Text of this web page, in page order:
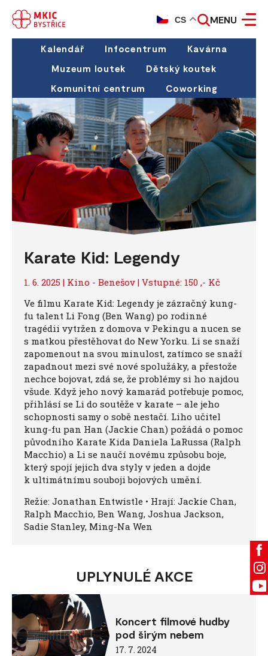
CS MENU
Kalendář Infocentrum
Kavárna
Muzeum loutek
Dětský koutek
Komunitní centrum
Coworking
Karate Kid: Legendy
1. 6. 2025 | Kino - Benešov | Vstupné: 150 ,- Kč
Ve filmu Karate Kid: Legendy je zázračný kung-
fu talent Li Fong (Ben Wang) po rodinné
tragédii vytržen z domova v Pekingu a nucen se
s matkou přestěhovat do New Yorku. Li se snaží
zapomenout na svou minulost, zatímco se snaží
zapadnout mezi své nové spolužáky, a přestože
nechce bojovat, zdá se, že problémy si ho najdou
všude. Když jeho nový kamarád potřebuje pomoc,
přihlásí se Li do soutěže v karate – ale jeho
schopnosti samy o sobě nestačí. Liho učitel
kung-fu pan Han (Jackie Chan) požádá o pomoc
původního Karate Kida Daniela LaRussa (Ralph
Macchio) a Li se naučí novému způsobu boje,
který spojí jejich dva styly v jeden a dojde
k ultimátnímu souboji bojových umění.
Režie: Jonathan Entwistle • Hrají: Jackie Chan,
Ralph Macchio, ​Ben Wang, ​Joshua Jackson, ​
Sadie Stanley, ​Ming-Na Wen
UPLYNULÉ AKCE
Koncert filmové hudby
pod širým nebem
17. 7. 2024